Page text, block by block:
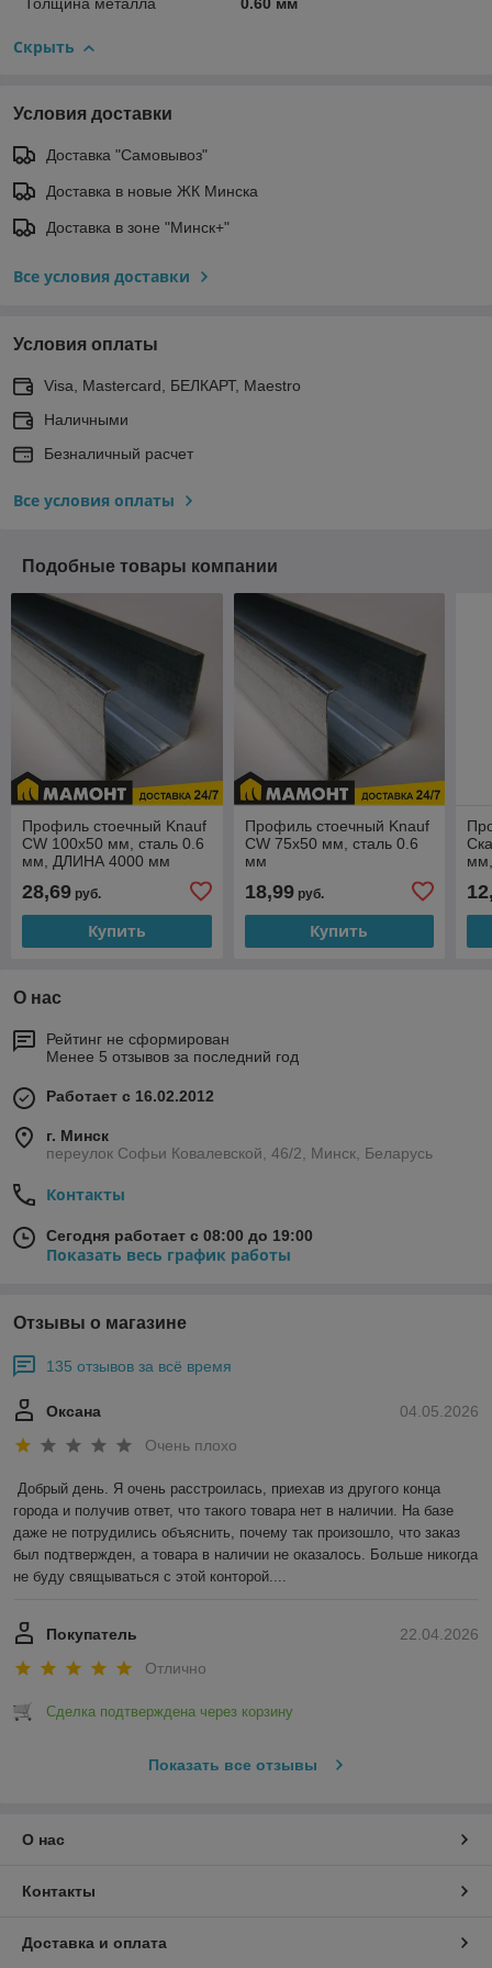
Скрыть
Условия доставки
Доставка "Самовывоз"
Доставка в новые ЖК Минска
Доставка в зоне "Минск+"
Все условия доставки
Условия оплаты
Visa, Mastercard, БЕЛКАРТ, Maestro
Наличными
Безналичный расчет
Все условия оплаты
Подобные товары компании
Профиль стоечный Knauf
CW 100x50 мм, сталь 0.6
мм, ДЛИНА 4000 мм
28,69 руб.
Купить
Профиль стоечный Knauf
CW 75x50 мм, сталь 0.6
мм
18,99руб.
Купить
О нас
Рейтинг не сформирован
Менее 5 отзывов за последний год
Работает с 16.02.2012
г. Минск
переулок Софьи Ковалевской, 46/2, Минск, Беларусь
Контакты
Сегодня работает с 08:00 до 19:00
Показать весь график работы
Отзывы о магазине
135 отзывов за всё время
04.05.2026
Оксана
Очень плохо
Добрый день. Я очень расстроилась, приехав из другого конца
города и получив ответ, что такого товара нет в наличии. На базе
даже не потрудились объяснить, почему так произошло, что заказ
был подтвержден, а товара в наличии не оказалось. Больше никогда
не буду свящываться с этой конторой....
22.04.2026
Покупатель
Отлично
Сделка подтверждена через корзину
Показать все отзывы
О нас
Контакты
Доставка и оплата